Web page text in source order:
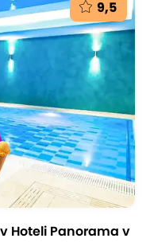
9,5
v Hoteli Panorama v